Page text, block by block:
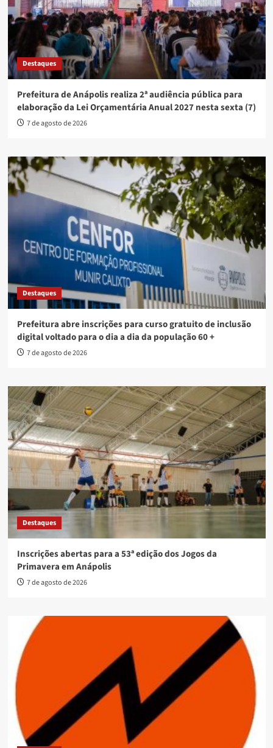
Destaques
Prefeitura de Anápolis realiza 2ª audiência pública para
elaboração da Lei Orçamentária Anual 2027 nesta sexta (7)
7 de agosto de 2026
Destaques
Prefeitura abre inscrições para curso gratuito de inclusão
digital voltado para o dia a dia da população 60 +
7 de agosto de 2026
Destaques
Inscrições abertas para a 53ª edição dos Jogos da
Primavera em Anápolis
7 de agosto de 2026